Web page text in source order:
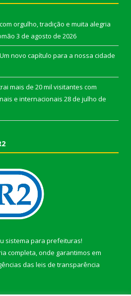
orgulho, tradição e muita alegria
3 de agosto de 2026
novo capítulo para a nossa cidade
mais de 20 mil visitantes com
e internacionais 28 de julho de
sistema para prefeituras!
completa, onde garantimos em
das leis de transparência